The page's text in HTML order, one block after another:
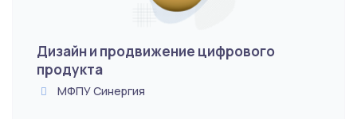
Дизайн и продвижение цифрового
продукта
МФПУ Синергия